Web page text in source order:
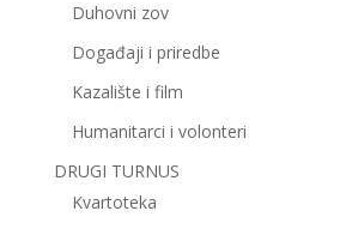
Duhovni zov
Događaji i priredbe
Kazalište i film
Humanitarci i volonteri
DRUGI TURNUS
Kvartoteka